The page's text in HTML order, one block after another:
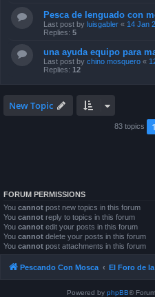
Pesca de lenguado con
Last post by luisgabler « 14 Jan
Replies: 5
una ayuda equipo para
Last post by chino mosquero «
Replies: 12
New Topic
83 topics 1
FORUM PERMISSIONS
You cannot post new topics in this forum
You cannot reply to topics in this forum
You cannot edit your posts in this forum
You cannot delete your posts in this forum
You cannot post attachments in this forum
Pescando Con Mosca El Foro de
Powered by phpBB®